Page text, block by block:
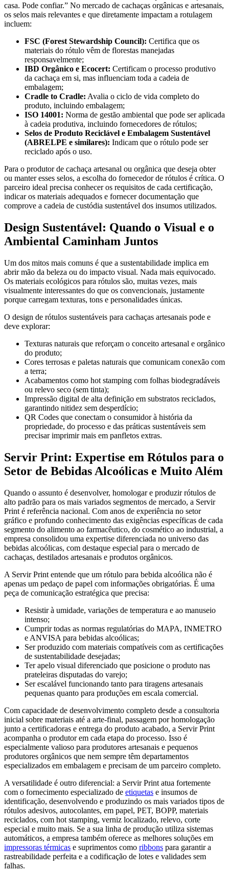
casa. Pode confiar.” No mercado de cachaças orgânicas e artesanais,
os selos mais relevantes e que diretamente impactam a rotulagem
incluem:
FSC (Forest Stewardship Council): Certifica que os
materiais do rótulo vêm de florestas manejadas
responsavelmente;
IBD Orgânico e Ecocert: Certificam o processo produtivo
da cachaça em si, mas influenciam toda a cadeia de
embalagem;
Cradle to Cradle: Avalia o ciclo de vida completo do
produto, incluindo embalagem;
ISO 14001: Norma de gestão ambiental que pode ser aplicada
à cadeia produtiva, incluindo fornecedores de rótulos;
Selos de Produto Reciclável e Embalagem Sustentável
(ABRELPE e similares): Indicam que o rótulo pode ser
reciclado após o uso.
Para o produtor de cachaça artesanal ou orgânica que deseja obter
ou manter esses selos, a escolha do fornecedor de rótulos é crítica. O
parceiro ideal precisa conhecer os requisitos de cada certificação,
indicar os materiais adequados e fornecer documentação que
comprove a cadeia de custódia sustentável dos insumos utilizados.
Design Sustentável: Quando o Visual e o
Ambiental Caminham Juntos
Um dos mitos mais comuns é que a sustentabilidade implica em
abrir mão da beleza ou do impacto visual. Nada mais equivocado.
Os materiais ecológicos para rótulos são, muitas vezes, mais
visualmente interessantes do que os convencionais, justamente
porque carregam texturas, tons e personalidades únicas.
O design de rótulos sustentáveis para cachaças artesanais pode e
deve explorar:
Texturas naturais que reforçam o conceito artesanal e orgânico
do produto;
Cores terrosas e paletas naturais que comunicam conexão com
a terra;
Acabamentos como hot stamping com folhas biodegradáveis
ou relevo seco (sem tinta);
Impressão digital de alta definição em substratos reciclados,
garantindo nitidez sem desperdício;
QR Codes que conectam o consumidor à história da
propriedade, do processo e das práticas sustentáveis sem
precisar imprimir mais em panfletos extras.
Servir Print: Expertise em Rótulos para o
Setor de Bebidas Alcoólicas e Muito Além
Quando o assunto é desenvolver, homologar e produzir rótulos de
alto padrão para os mais variados segmentos de mercado, a Servir
Print é referência nacional. Com anos de experiência no setor
gráfico e profundo conhecimento das exigências específicas de cada
segmento do alimento ao farmacêutico, do cosmético ao industrial, a
empresa consolidou uma expertise diferenciada no universo das
bebidas alcoólicas, com destaque especial para o mercado de
cachaças, destilados artesanais e produtos orgânicos.
A Servir Print entende que um rótulo para bebida alcoólica não é
apenas um pedaço de papel com informações obrigatórias. É uma
peça de comunicação estratégica que precisa:
Resistir à umidade, variações de temperatura e ao manuseio
intenso;
Cumprir todas as normas regulatórias do MAPA, INMETRO
e ANVISA para bebidas alcoólicas;
Ser produzido com materiais compatíveis com as certificações
de sustentabilidade desejadas;
Ter apelo visual diferenciado que posicione o produto nas
prateleiras disputadas do varejo;
Ser escalável funcionando tanto para tiragens artesanais
pequenas quanto para produções em escala comercial.
Com capacidade de desenvolvimento completo desde a consultoria
inicial sobre materiais até a arte-final, passagem por homologação
junto a certificadoras e entrega do produto acabado, a Servir Print
acompanha o produtor em cada etapa do processo. Isso é
especialmente valioso para produtores artesanais e pequenos
produtores orgânicos que nem sempre têm departamentos
especializados em embalagem e precisam de um parceiro completo.
A versatilidade é outro diferencial: a Servir Print atua fortemente
com o fornecimento especializado de etiquetas e insumos de
identificação, desenvolvendo e produzindo os mais variados tipos de
rótulos adesivos, autocolantes, em papel, PET, BOPP, materiais
reciclados, com hot stamping, verniz localizado, relevo, corte
especial e muito mais. Se a sua linha de produção utiliza sistemas
automáticos, a empresa também oferece as melhores soluções em
impressoras térmicas e suprimentos como ribbons para garantir a
rastreabilidade perfeita e a codificação de lotes e validades sem
falhas.